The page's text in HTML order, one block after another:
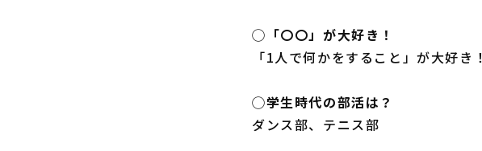
◯「〇〇」が大好き！
「1人で何かをすること」が大好き！
◯学生時代の部活は？
ダンス部、テニス部